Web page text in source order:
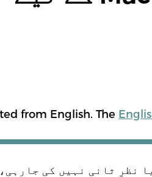
from English. The
نظرِ ثانی نہیں کی جارہی،